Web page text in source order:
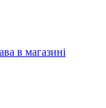
в магазині